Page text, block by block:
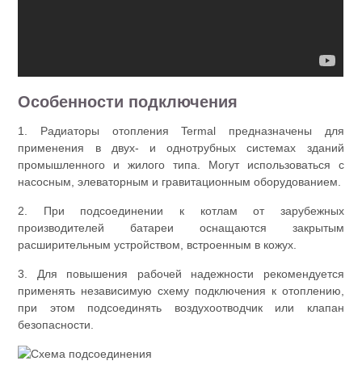
Особенности подключения
1. Радиаторы отопления Termal предназначены для
применения в двух- и однотрубных системах зданий
промышленного и жилого типа. Могут использоваться с
насосным, элеваторным и гравитационным оборудованием.
2. При подсоединении к котлам от зарубежных
производителей батареи оснащаются закрытым
расширительным устройством, встроенным в кожух.
3. Для повышения рабочей надежности рекомендуется
применять независимую схему подключения к отоплению,
при этом подсоединять воздухоотводчик или клапан
безопасности.